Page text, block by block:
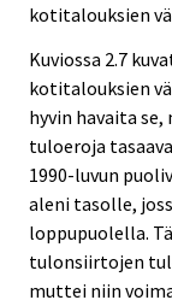
kotitalouksien
Kuviossa 2.7
kotitalouksien
hyvin havaita
tuloeroja
1990-luvun
aleni tasolle,
loppupuolella.
tulonsiirtojen
muttei niin